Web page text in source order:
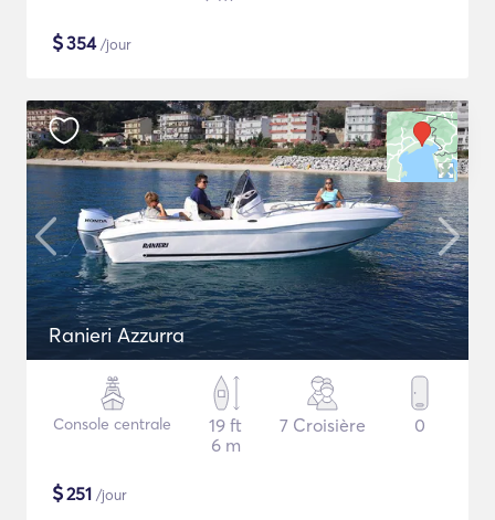
$354/jour
Ranieri Azzurra
Console centrale
19 ft
6 m
7 Croisière 0
$251 /jour